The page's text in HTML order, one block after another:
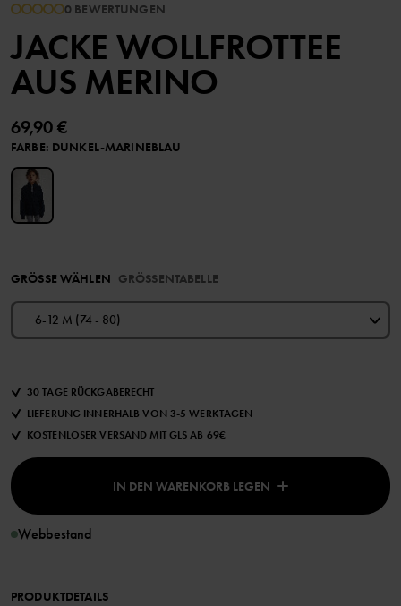
0 BEWERTUNGEN
JACKE WOLLFROTTEE
AUS MERINO
69,90 €
FARBE: DUNKEL-MARINEBLAU
GRÖSSE WÄHLEN GRÖSSENTABELLE
6-12 M (74 - 80)
30 TAGE RÜCKGABERECHT
LIEFERUNG INNERHALB VON 3-5 WERKTAGEN
KOSTENLOSER VERSAND MIT GLS AB 69€
IN DEN WARENKORB LEGEN
Webbestand
PRODUKTDETAILS